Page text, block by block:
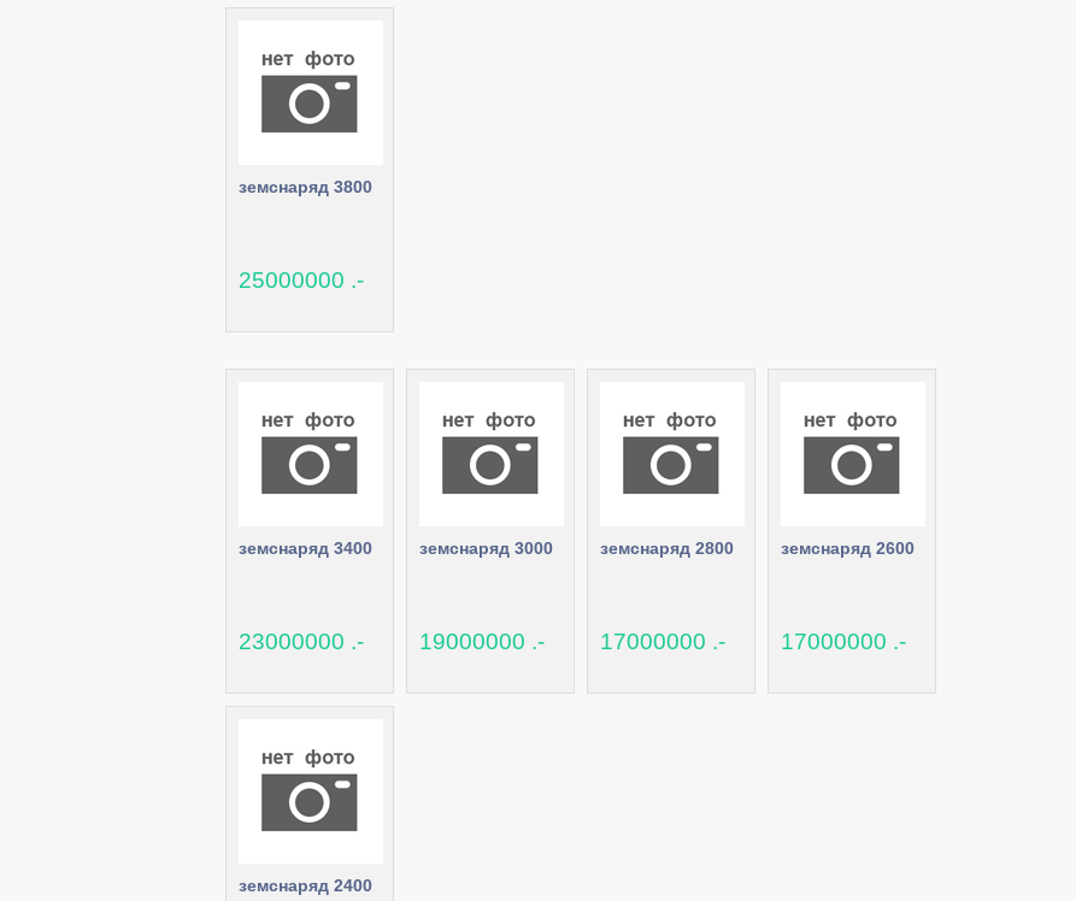
земснаряд 3800
25000000 .-
земснаряд 3400
23000000 .-
земснаряд 3000
19000000 .-
земснаряд 2800
17000000 .-
земснаряд 2600
17000000 .-
земснаряд 2400